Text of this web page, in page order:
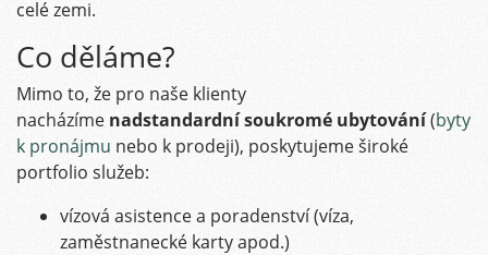
celé zemi.
Co děláme?
Mimo to, že pro naše klienty
nacházíme nadstandardní soukromé ubytování(byty
k pronájmu nebo k prodeji), poskytujeme široké
portfolio služeb:
vízová asistence a poradenství (víza,
zaměstnanecké karty apod.)